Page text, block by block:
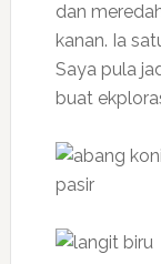
dan
kanan. Ia
Saya pula
buat